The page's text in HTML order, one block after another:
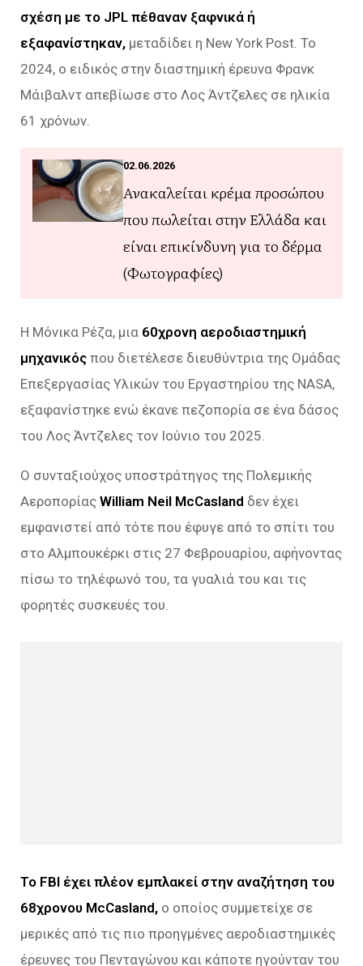
σχέση με το JPL πέθαναν ξαφνικά ή
εξαφανίστηκαν, μεταδίδει η New York Post. Το
2024, ο ειδικός στην διαστημική έρευνα Φρανκ
Μάιβαλντ απεβίωσε στο Λος Άντζελες σε ηλικία
61 χρόνων.
02.06.2026
Ανακαλείται κρέμα προσώπου
που πωλείται στην Ελλάδα και
είναι επικίνδυνη για το δέρμα
(Φωτογραφίες)
Η Μόνικα Ρέζα, μια 60χρονη αεροδιαστημική
μηχανικός που διετέλεσε διευθύντρια της Ομάδας
Επεξεργασίας Υλικών του Εργαστηρίου της NASA,
εξαφανίστηκε ενώ έκανε πεζοπορία σε ένα δάσος
του Λος Άντζελες τον Ιούνιο του 2025.
Ο συνταξιούχος υποστράτηγος της Πολεμικής
Αεροπορίας William Neil McCasland δεν έχει
εμφανιστεί από τότε που έφυγε από το σπίτι του
στο Αλμπουκέρκι στις 27 Φεβρουαρίου, αφήνοντας
πίσω το τηλέφωνό του, τα γυαλιά του και τις
φορητές συσκευές του.
Το FBI έχει πλέον εμπλακεί στην αναζήτηση του
68χρονου McCasland, ο οποίος συμμετείχε σε
μερικές από τις πιο προηγμένες αεροδιαστημικές
έρευνες του Πενταγώνου και κάποτε ηγούνταν του